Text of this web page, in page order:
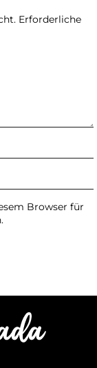
Erforderliche
Browser für